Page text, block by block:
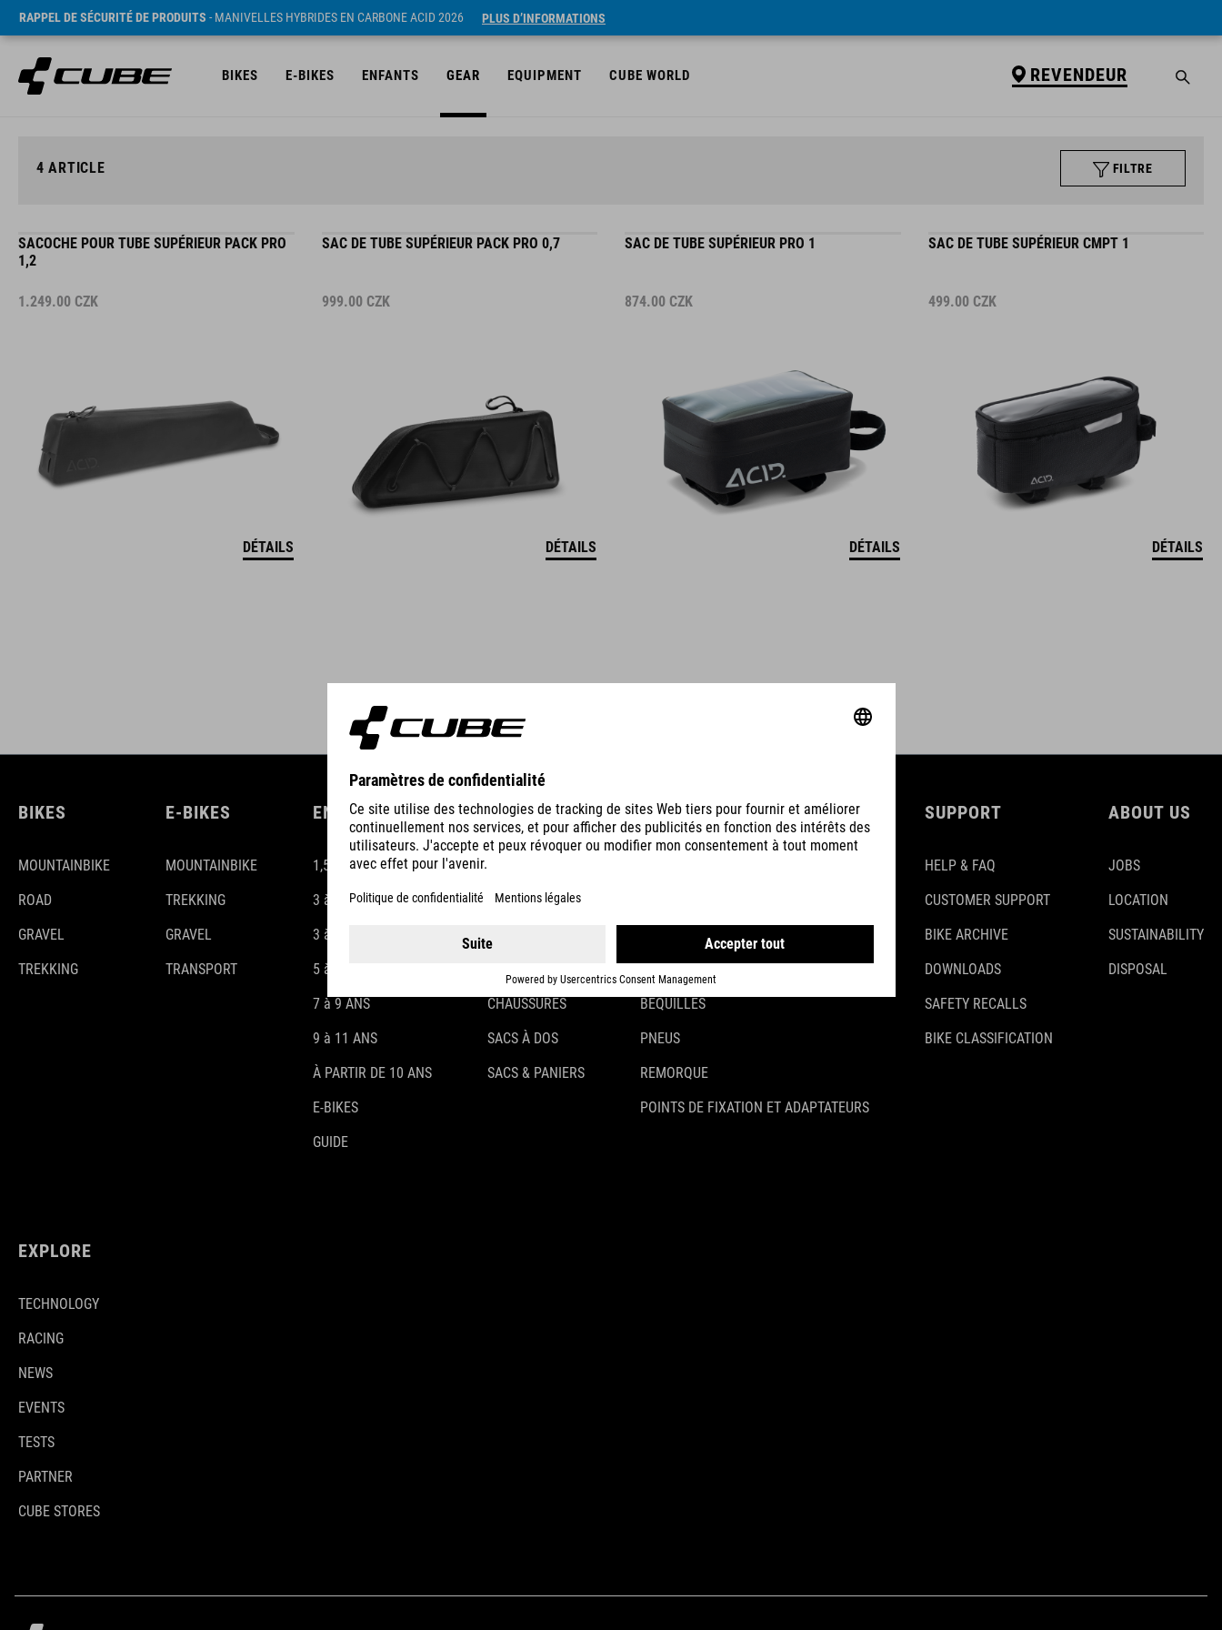
RAPPEL DE SÉCURITÉ DE PRODUITS - MANIVELLES HYBRIDES EN CARBONE ACID 2026 PLUS D’INFORMATIONS
BIKES E-BIKES ENFANTS GEAR EQUIPMENT CUBE WORLD REVENDEUR
4 ARTICLE FILTRE
SACOCHE POUR TUBE SUPÉRIEUR PACK PRO
1,2
1.249.00 CZK
DÉTAILS
SAC DE TUBE SUPÉRIEUR PACK PRO 0,7
999.00 CZK
DÉTAILS
SAC DE TUBE SUPÉRIEUR PRO 1
874.00 CZK
DÉTAILS
SAC DE TUBE SUPÉRIEUR CMPT 1
499.00 CZK
DÉTAILS
BIKES
MOUNTAINBIKE
ROAD
GRAVEL
TREKKING
E-BIKES
MOUNTAINBIKE
TREKKING
GRAVEL
TRANSPORT
ENFANTS
1,5-3 ANS
3 à 4 ANS
3 à 5 ANS
5 à 7 ANS
7 à 9 ANS
9 à 11 ANS
À PARTIR DE 10 ANS
E-BIKES
GUIDE
GEAR
VÊTEMENTS
CHAUSSURES
SACS À DOS
SACS & PANIERS
EQUIPMENT
GARDE-BOUE
PORTE-BAGAGES
BÉQUILLES
PNEUS
REMORQUE
POINTS DE FIXATION ET ADAPTATEURS
SUPPORT
HELP & FAQ
CUSTOMER SUPPORT
BIKE ARCHIVE
DOWNLOADS
SAFETY RECALLS
BIKE CLASSIFICATION
ABOUT US
JOBS
LOCATION
SUSTAINABILITY
DISPOSAL
EXPLORE
TECHNOLOGY
RACING
NEWS
EVENTS
TESTS
PARTNER
CUBE STORES